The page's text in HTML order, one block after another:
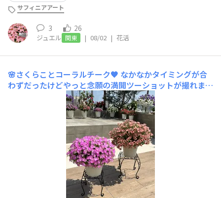
サフィニアアート
3 26
ジュエル 関東 | 08/02 | 花活
🌸さくらことコーラルチーク🧡 なかなかタイミングが合
わずだったけどやっと念願の満開ツーショットが撮れまし
たー🙌💕どっちも可愛いすぎますね😍それにとっても優
秀✨暑い中でもたくさん咲いてくれています♪どっちも8
号鉢に1株植え🪴